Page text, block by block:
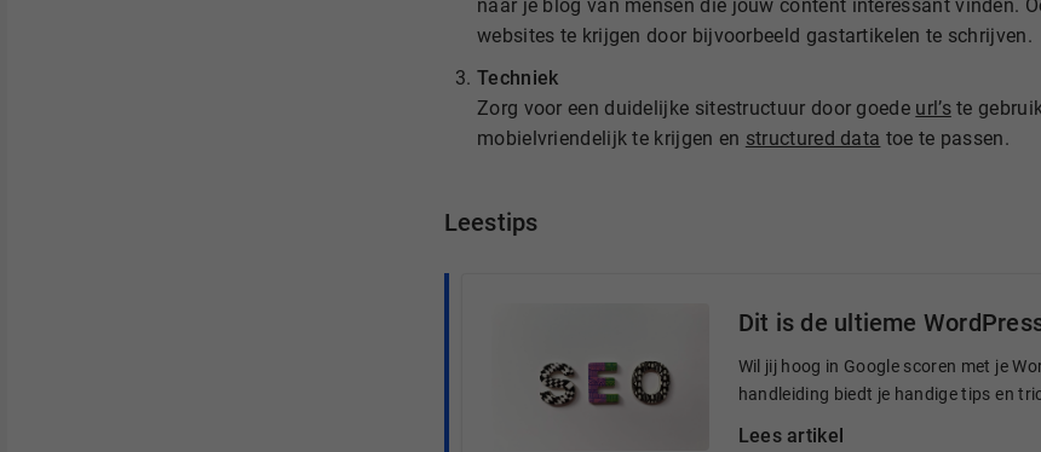
naar je blog van mensen die jouw content interessant vinden.
websites te krijgen door bijvoorbeeld gastartikelen te schrijven.
Techniek
Zorg voor een duidelijke sitestructuur door goede url’ste
mobielvriendelijk te krijgen en structured data toe te passen.
Leestips
Dit is de ultieme
Wil jij hoog in Google scoren met je
handleiding biedt je handige tips en
Lees artikel